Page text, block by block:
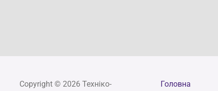
Copyright © 2026 Техніко- Головна